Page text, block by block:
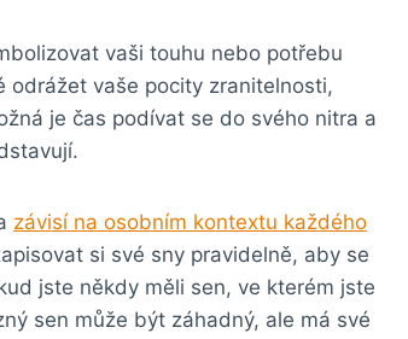
vaši touhu nebo potřebu
odrážet vaše pocity zranitelnosti,
je čas podívat se do svého nitra a
závisí na osobním kontextu každého
si své sny pravidelně, aby se
jste někdy měli sen, ve kterém jste
sen může být záhadný, ale má své